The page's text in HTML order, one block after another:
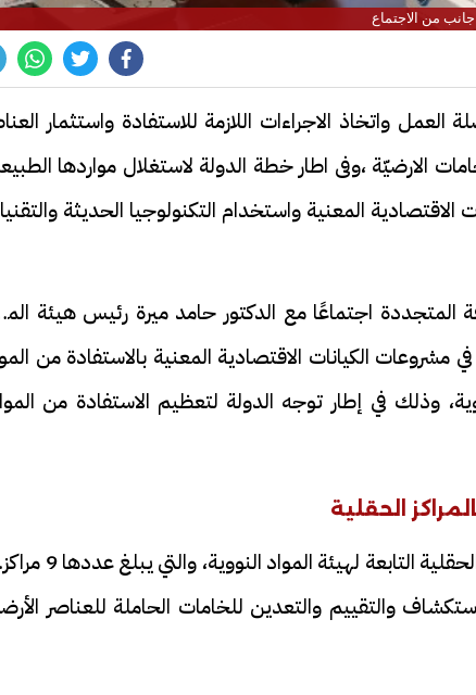
جانب من الاجتماع
واتخاذ الاجراءات اللازمة للاستفادة واستثمار
الارضيّة ،وفى اطار خطة الدولة لاستغلال مواردها
الاقتصادية المعنية واستخدام التكنولوجيا الحديثة
المتجددة اجتماعًا مع الدكتور حامد ميرة رئيس هيئة
مشروعات الكيانات الاقتصادية المعنية بالاستفادة من
وذلك في إطار توجه الدولة لتعظيم الاستفادة من
الحقلية
واستعرض وزير الكهرباء خطة العمل داخل المراكز الحقلية التابعة لهيئة
والتقييم والتعدين للخامات الحاملة للعناصر